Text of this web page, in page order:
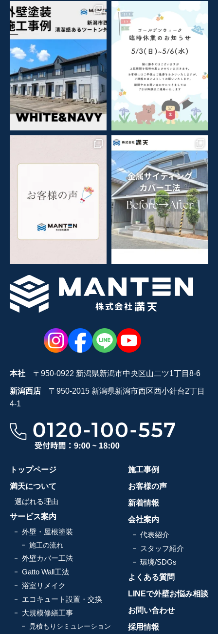
本社 〒950-0922 新潟県新潟市中央区山二ツ1丁目8-6
新潟西店 〒950-2015 新潟県新潟市西区西小針台2丁目
4-1
トップページ
満天について
選ばれる理由
サービス案内
外壁・屋根塗装
施工の流れ
外壁カバー工法
Gatto Wall工法
浴室リメイク
エコキュート設置・交換
大規模修繕工事
見積もりシミュレーション
施工事例
お客様の声
新着情報
会社案内
代表紹介
スタッフ紹介
環境/SDGs
よくある質問
LINEで外壁お悩み相談
お問い合わせ
採用情報